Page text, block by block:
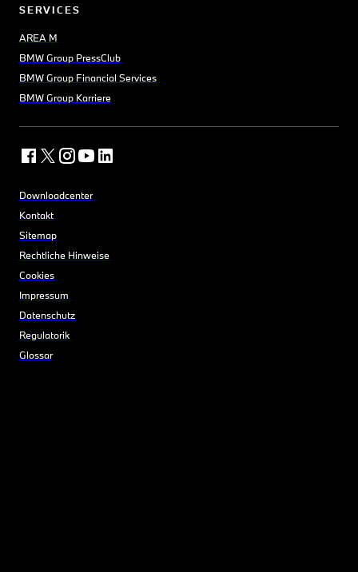
SERVICES
AREA M
BMW Group PressClub
BMW Group Financial Services
BMW Group Karriere
Downloadcenter
Kontakt
Sitemap
Rechtliche Hinweise
Cookies
Impressum
Datenschutz
Regulatorik
Glossar